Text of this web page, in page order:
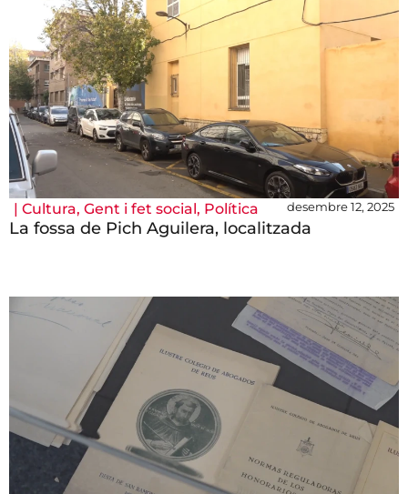
| Cultura, Gent i fet social, Política desembre 12, 2025
La fossa de Pich Aguilera, localitzada